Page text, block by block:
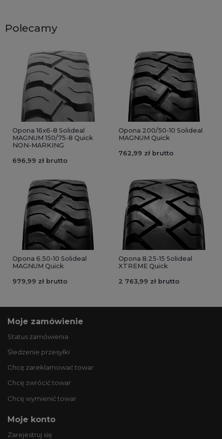
Polecamy
Opona 16x6-8 Solideal
MAGNUM 150/75-8 Quick
NON-MARKING
696,99 zł brutto
Opona 200/50-10 Solideal
MAGNUM Quick
762,99 zł brutto
Opona 6.50-10 Solideal
MAGNUM Quick
979,99 zł brutto
Opona 8.25-15 Solideal
XTREME Quick
2 763,99 zł brutto
Moje zamówienie
Status zamówienia
Śledzenie przesyłki
Chcę zareklamować towar
Chcę zwrócić towar
Chcę wymienić towar
Moje konto
Zarejestruj się